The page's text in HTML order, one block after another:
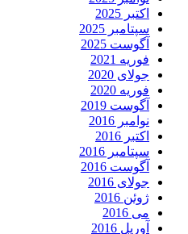
اکتبر 2025
سپتامبر 2025
آگوست 2025
فوریه 2021
جولای 2020
فوریه 2020
آگوست 2019
نوامبر 2016
اکتبر 2016
سپتامبر 2016
آگوست 2016
جولای 2016
ژوئن 2016
می 2016
آوریل 2016